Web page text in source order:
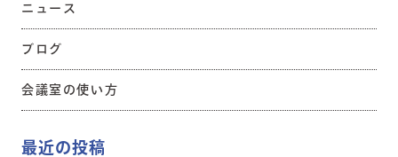
ニュース
ブログ
会議室の使い方
最近の投稿